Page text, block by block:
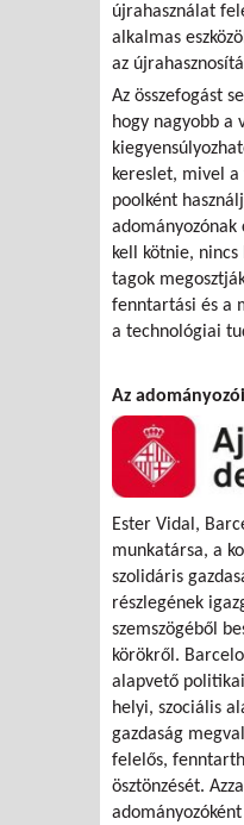
újrahasználat
alkalmas
az
Az összefogást
hogy nagyobb a
kereslet, mivel
poolként
adományozónak
kell kötnie, nincs
tagok
fenntartási és a
a technológiai
Az
Ester Vidal,
munkatársa, a
szolidáris
részlegének
szemszögéből
körökről.
alapvető
helyi, szociális
gazdaság
felelős,
ösztönzését.